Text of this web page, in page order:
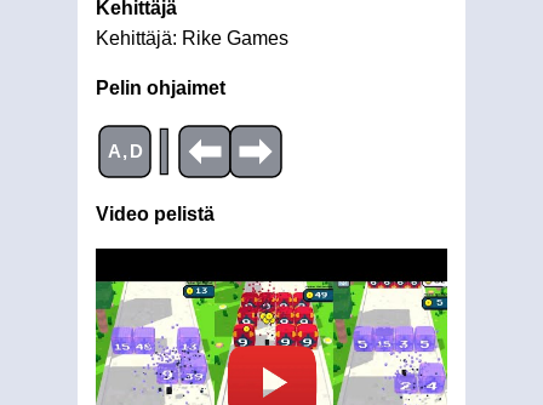
Kehittäjä
Kehittäjä: Rike Games
Pelin ohjaimet
A,D |
Video pelistä